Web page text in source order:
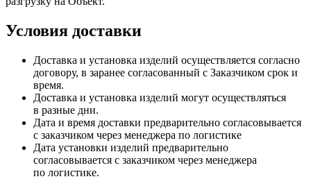
Условия доставки
Доставка и установка изделий осуществляется согласно
договору, в заранее согласованный с Заказчиком срок и
время.
Доставка и установка изделий могут осуществляться
в разные дни.
Дата и время доставки предварительно согласовывается
с заказчиком через менеджера по логистике
Дата установки изделий предварительно
согласовывается с заказчиком через менеджера
по логистике.